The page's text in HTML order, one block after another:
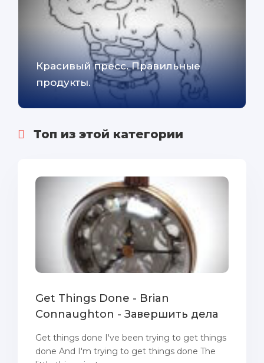
Красивый пресс. Правильные
продукты.
Топ из этой категории
Get Things Done - Brian
Connaughton - Завершить дела
Get things done I've been trying to get things
done And I'm trying to get things done The